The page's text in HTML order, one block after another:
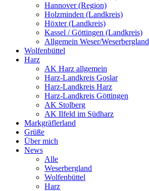
Hannover (Region)
Holzminden (Landkreis)
Höxter (Landkreis)
Kassel / Göttingen (Landkreis)
Allgemein Weser/Weserbergland
Wolfenbüttel
Harz
AK Harz allgemein
Harz-Landkreis Goslar
Harz-Landkreis Harz
Harz-Landkreis Göttingen
AK Stolberg
AK Ilfeld im Südharz
Markgräflerland
Grüße
Über mich
News
Alle
Weserbergland
Wolfenbüttel
Harz